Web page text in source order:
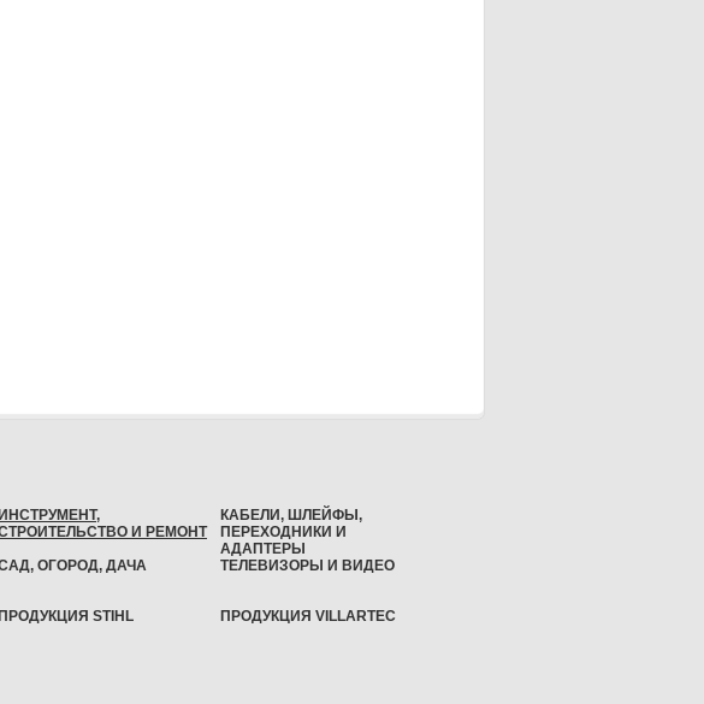
ИНСТРУМЕНТ,
И РЕМОНТ
КАБЕЛИ, ШЛЕЙФЫ,
ПЕРЕХОДНИКИ И
АДАПТЕРЫ
ОГОРОД, ДАЧА ТЕЛЕВИЗОРЫ И ВИДЕО
ПРОДУКЦИЯ STIHL ПРОДУКЦИЯ VILLARTEC